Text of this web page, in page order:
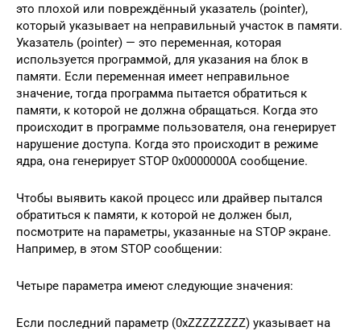
это плохой или повреждённый указатель (pointer),
который указывает на неправильный участок в памяти.
Указатель (pointer) — это переменная, которая
используется программой, для указания на блок в
памяти. Если переменная имеет неправильное
значение, тогда программа пытается обратиться к
памяти, к которой не должна обращаться. Когда это
происходит в программе пользователя, она генерирует
нарушение доступа. Когда это происходит в режиме
ядра, она генерирует STOP 0x0000000A сообщение.
Чтобы выявить какой процесс или драйвер пытался
обратиться к памяти, к которой не должен был,
посмотрите на параметры, указанные на STOP экране.
Например, в этом STOP сообщении:
Четыре параметра имеют следующие значения:
Если последний параметр (0xZZZZZZZZ) указывает на